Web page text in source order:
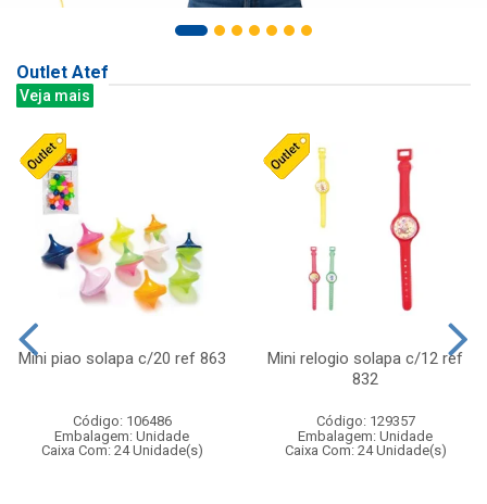
Outlet Atef
Veja mais
Mini piao solapa c/20 ref 863
Código: 106486
Embalagem: Unidade
Caixa Com: 24 Unidade(s)
Mini relogio solapa c/12 ref
832
Código: 129357
Embalagem: Unidade
Caixa Com: 24 Unidade(s)